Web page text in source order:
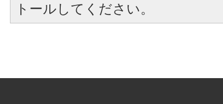
トールしてください。